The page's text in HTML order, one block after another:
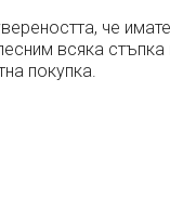
че
всяка
покупка.